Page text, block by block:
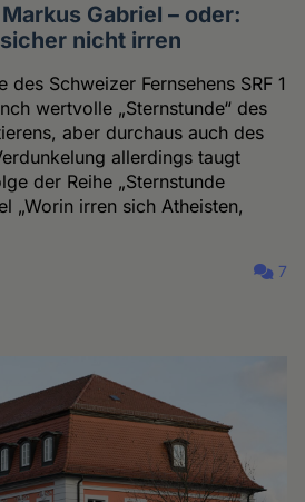
Gabriel – oder:
nicht irren
des Schweizer Fernsehens SRF 1
wertvolle „Sternstunde“ des
aber durchaus auch des
allerdings taugt
der Reihe „Sternstunde
„Worin irren sich Atheisten,
7